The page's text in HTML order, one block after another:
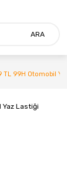
ARA
TL 99H Otomobil